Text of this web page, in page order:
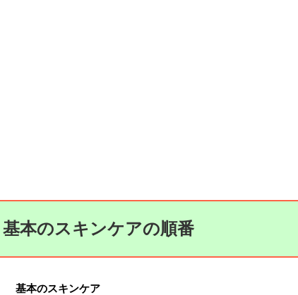
基本のスキンケアの順番
基本のスキンケア